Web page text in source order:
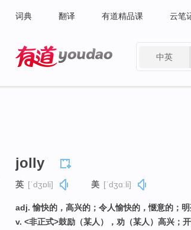
词典 翻译 有道精品课 云笔
中英
jolly
英 [ˈdʒɒli] 美 [ˈdʒɑːli]
adj. 愉快的，高兴的；令人愉快的，惬意的；
v. <非正式>鼓励（某人），劝（某人）高兴；